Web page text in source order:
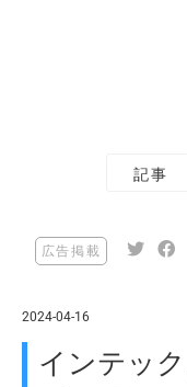
記事
広告掲載
2024-04-16
インテッ